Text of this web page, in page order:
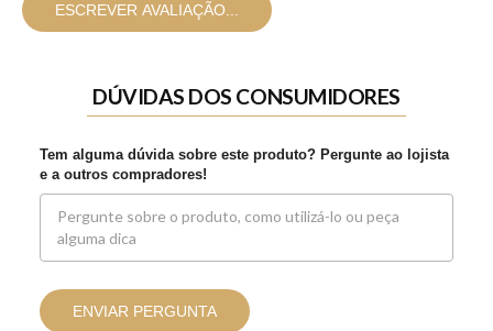
ESCREVER AVALIAÇÃO...
DÚVIDAS DOS CONSUMIDORES
Tem alguma dúvida sobre este produto? Pergunte ao lojista
e a outros compradores!
ENVIAR PERGUNTA